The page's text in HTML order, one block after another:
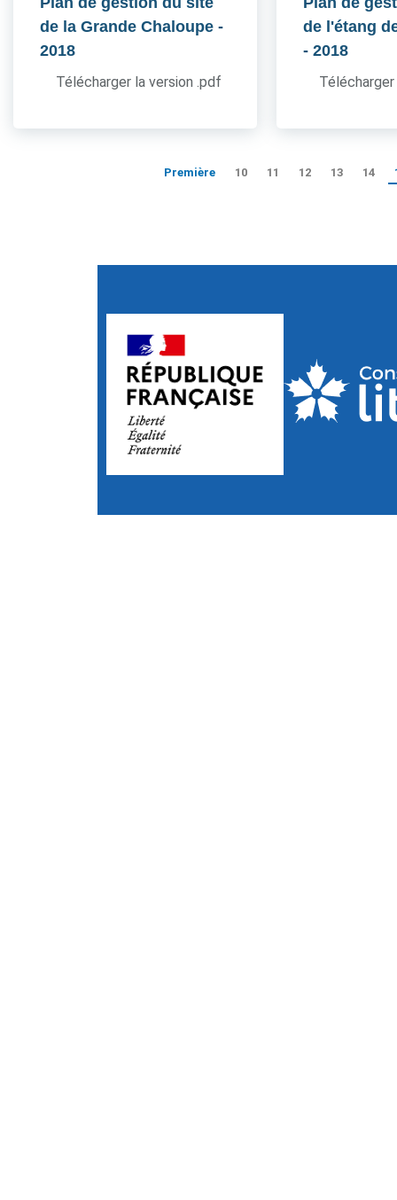
de la Grande Chaloupe -
2018
Télécharger la version .pdf
de l'étang
- 2018
Première 10 11 12 13 14